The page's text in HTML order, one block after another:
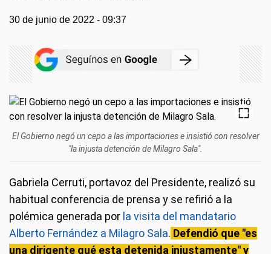
30 de junio de 2022 - 09:37
El Gobierno negó un cepo a las importaciones e insistió con resolver
"la injusta detención de Milagro Sala".
Gabriela Cerruti, portavoz del Presidente, realizó su
habitual conferencia de prensa y se refirió a la
polémica generada por la visita del mandatario
Alberto Fernández a Milagro Sala. Defendió que "es
una dirigente qué esta detenida injustamente" y